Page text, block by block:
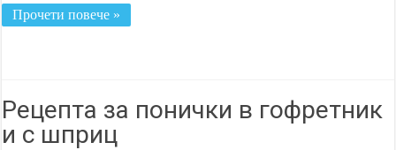
Прочети повече »
Рецепта за понички в гофретник
и с шприц